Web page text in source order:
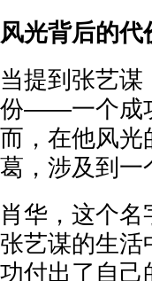
风光背后的
当提到张艺
份——一个成
而，在他风光
葛，涉及到一
肖华，这个
张艺谋的生活
功付出了自己